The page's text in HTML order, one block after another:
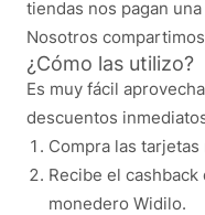
tiendas nos pagan
Nosotros
¿Cómo las utilizo?
Es muy fácil
descuentos
Compra las
Recibe el
monedero Widilo.